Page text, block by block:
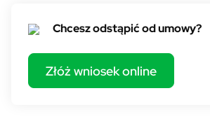
Chcesz odstąpić od umowy?
Złóż wniosek online